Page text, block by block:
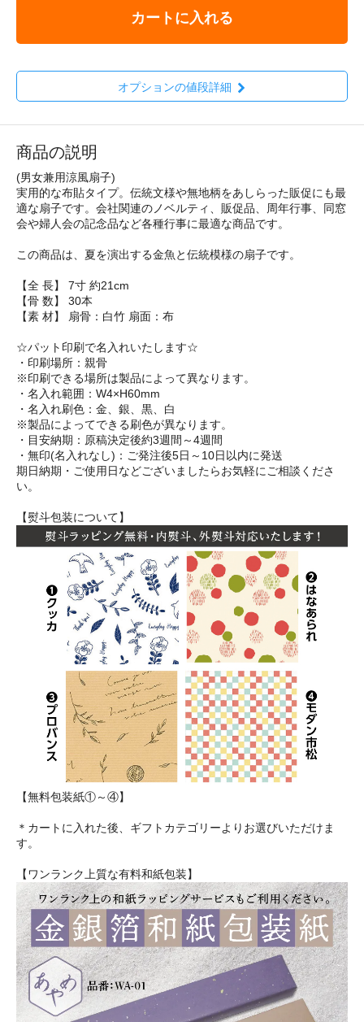
カートに入れる
オプションの値段詳細
商品の説明
(男女兼用涼風扇子)
実用的な布貼タイプ。伝統文様や無地柄をあしらった販促にも最
適な扇子です。会社関連のノベルティ、販促品、周年行事、同窓
会や婦人会の記念品など各種行事に最適な商品です。
この商品は、夏を演出する金魚と伝統模様の扇子です。
【全 長】 7寸 約21cm
【骨 数】 30本
【素 材】 扇骨：白竹 扇面：布
☆パット印刷で名入れいたします☆
・印刷場所：親骨
※印刷できる場所は製品によって異なります。
・名入れ範囲：W4×H60mm
・名入れ刷色：金、銀、黒、白
※製品によってできる刷色が異なります。
・目安納期：原稿決定後約3週間～4週間
・無印(名入れなし)：ご発注後5日～10日以内に発送
期日納期・ご使用日などございましたらお気軽にご相談くださ
い。
【熨斗包装について】
【無料包装紙①～④】
＊カートに入れた後、ギフトカテゴリーよりお選びいただけま
す。
【ワンランク上質な有料和紙包装】